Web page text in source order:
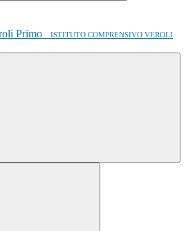
ISTITUTO COMPRENSIVO VEROLI